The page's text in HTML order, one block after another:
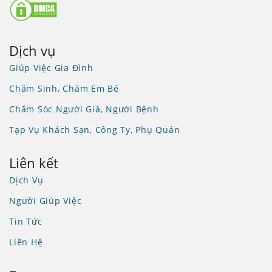
Dịch vụ
Giúp Việc Gia Đình
Chăm Sinh, Chăm Em Bé
Chăm Sóc Người Già, Người Bệnh
Tạp Vụ Khách Sạn, Công Ty, Phụ Quán
Liên kết
Dịch Vụ
Người Giúp Việc
Tin Tức
Liên Hệ